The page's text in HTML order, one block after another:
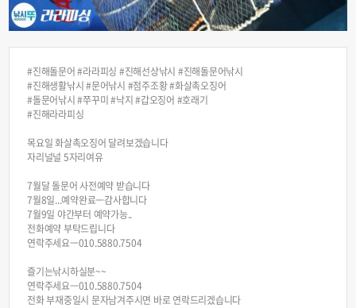
#진해돌문어 #라라피싱 #진해선상낚시 #진해돌문어낚시
#진해생활낚시 #문어낚시 #점주조황 #화살촉오징어
#돌문어낚시 #쭈꾸미 #낙지 #갑오징어 #호래기
#진해라라피싱
목요일 화살촉오징어 달려보겠습니다
자리널널 5자리여유
7월달 돌문어 사전예약 받습니다
7월8일...예약완료ㅡ감사합니다
7월9일 야간부터 예약가능..
전화예약 부탁드립니다
연락주세요ㅡ010.5880.7504
즐기는낚시하실분~~
연락주세요ㅡ010.5880.7504
전화 부재중일시 문자남겨주시면 바로 연락드리겠습니다